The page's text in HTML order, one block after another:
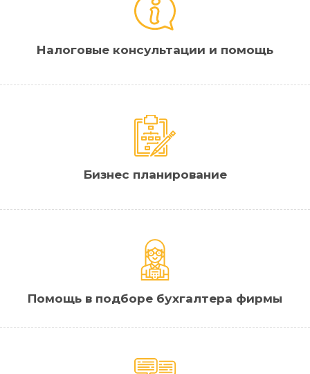
Налоговые консультации и помощь
Бизнес планирование
Помощь в подборе бухгалтера фирмы